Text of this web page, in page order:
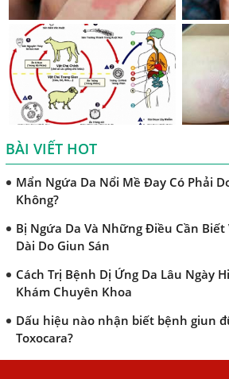
BÀI VIẾT HOT
Sán Chó
Trị Bệnh Sán Chó Có Khỏi Bệnh Ngứa
TRIỆU CHỨNG GIUN SÁN CHÓ MÈO
Khi Trẻ Bị Dị Ứng Da Cần Làm Xét
Nhân Dị Ứng Da
Điều trị bệnh sán lá gan ở đâu?
Mẩn Ngứa Da Nổi Mề Đay Có Phải
Không?
Bị Ngứa Da Và Những Điều Cần Biết
Dài Do Giun Sán
Cách Trị Bệnh Dị Ứng Da Lâu Ngày
Khám Chuyên Khoa
Dấu hiệu nào nhận biết bệnh giun
Toxocara?
Những điều cần biết về bệnh giun